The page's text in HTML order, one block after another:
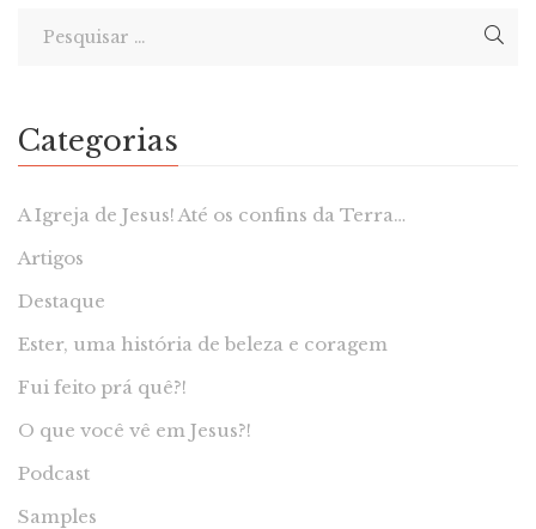
Categorias
A Igreja de Jesus! Até os confins da Terra…
Artigos
Destaque
Ester, uma história de beleza e coragem
Fui feito prá quê?!
O que você vê em Jesus?!
Podcast
Samples